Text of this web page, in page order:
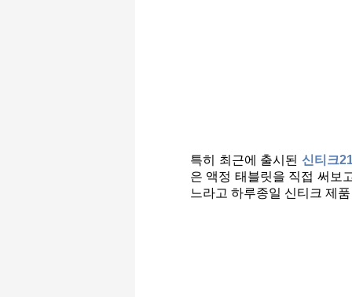
특히 최근에 출시된 신티크
은 액정 태블릿을 직접 써보
느라고 하루종일 신티크 제